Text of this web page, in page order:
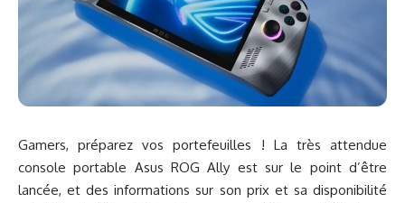
Gamers, préparez vos portefeuilles ! La très attendue
console portable Asus ROG Ally est sur le point d’être
lancée, et des informations sur son prix et sa disponibilité